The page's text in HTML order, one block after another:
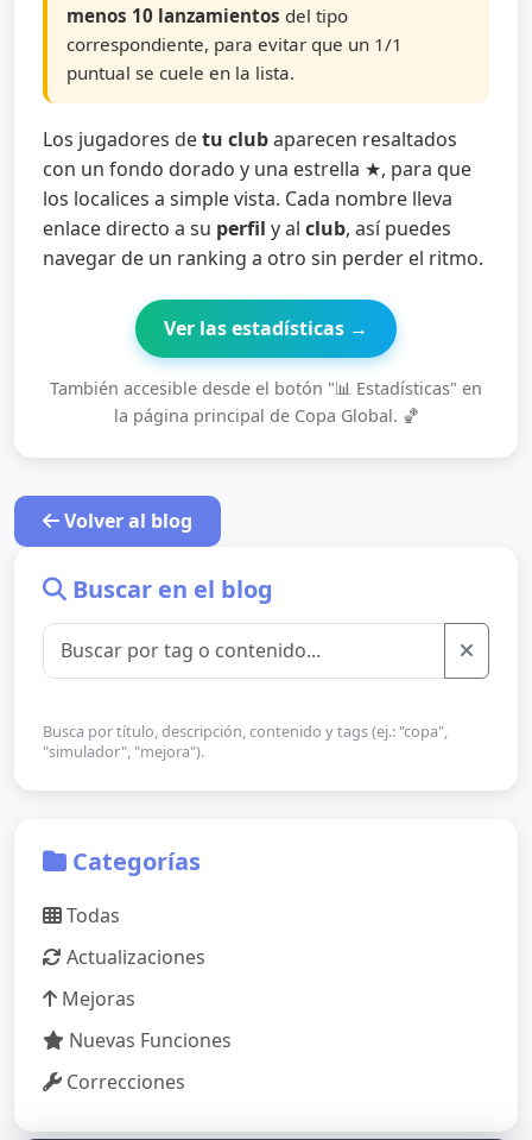
menos 10 lanzamientos del tipo
correspondiente, para evitar que un 1/1
puntual se cuele en la lista.
Los jugadores detu clubaparecen resaltados
con un fondo dorado y una estrella ★, para que
los localices a simple vista. Cada nombre lleva
enlace directo a su perfil y al club, así puedes
navegar de un ranking a otro sin perder el ritmo.
Ver las estadísticas →
También accesible desde el botón "📊 Estadísticas" en
la página principal de Copa Global. 🏀
Volver al blog
Buscar en el blog
Busca por título, descripción, contenido y tags (ej.: "copa",
"simulador", "mejora").
Categorías
Todas
Actualizaciones
Mejoras
Nuevas Funciones
Correcciones